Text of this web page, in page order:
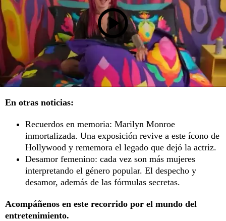
En otras noticias:
Recuerdos en memoria: Marilyn Monroe
inmortalizada. Una exposición revive a este ícono de
Hollywood y rememora el legado que dejó la actriz.
Desamor femenino: cada vez son más mujeres
interpretando el género popular. El despecho y
desamor, además de las fórmulas secretas.
Acompáñenos en este recorrido por el mundo del
entretenimiento.